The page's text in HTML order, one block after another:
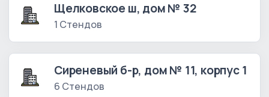
Щелковское ш, дом № 32
1 Стендов
Сиреневый б-р, дом № 11, корпус 1
6 Стендов